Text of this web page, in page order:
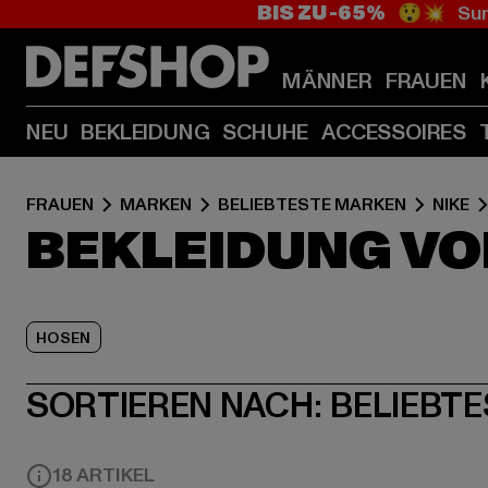
BIS ZU -65% 😲💥
MÄNNER FRAUEN
NEU BEKLEIDUNG SCHUHE ACCESSOIRES
FRAUEN MARKEN BELIEBTESTE MARKEN NIKE
BEKLEIDUNG
HOSEN
SORTIEREN NACH:
18 ARTIKEL